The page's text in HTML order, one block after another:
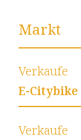
Markt
Verkaufe
E-
Verkaufe